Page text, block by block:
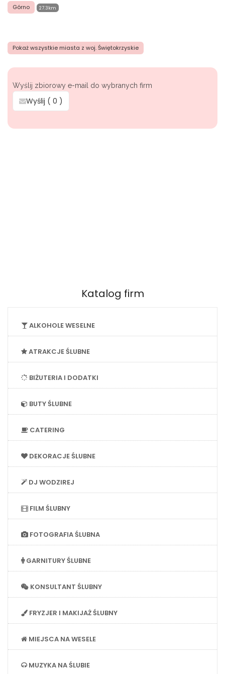
Górno 27.3km
Pokaż wszystkie miasta z woj. Świętokrzyskie
Wyślij zbiorowy e-mail do wybranych firm
Wyślij ( 0 )
Katalog firm
ALKOHOLE WESELNE
ATRAKCJE ŚLUBNE
BIŻUTERIA I DODATKI
BUTY ŚLUBNE
CATERING
DEKORACJE ŚLUBNE
DJ WODZIREJ
FILM ŚLUBNY
FOTOGRAFIA ŚLUBNA
GARNITURY ŚLUBNE
KONSULTANT ŚLUBNY
FRYZJER I MAKIJAŻ ŚLUBNY
MIEJSCA NA WESELE
MUZYKA NA ŚLUBIE